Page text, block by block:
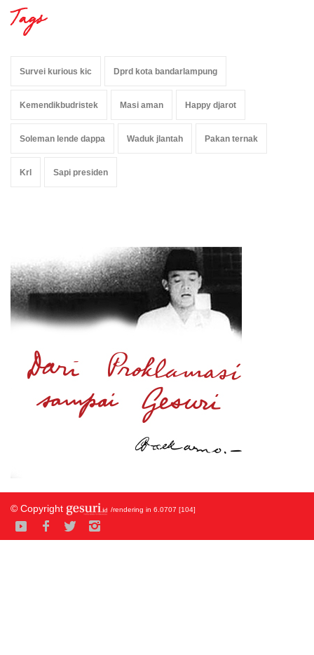
Tags
Survei kurious kic Dprd kota bandarlampung
Kemendikbudristek Masi aman Happy djarot
Soleman lende dappa Waduk jlantah Pakan ternak
Krl Sapi presiden
© Copyright /rendering in 6.0707 [104]